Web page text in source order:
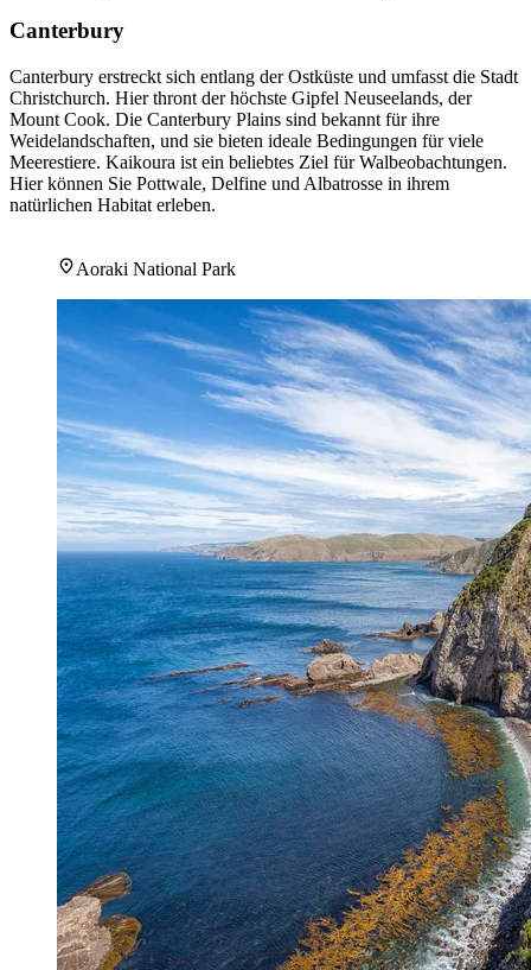
Canterbury
Canterbury erstreckt sich entlang der Ostküste und umfasst die Stadt
Christchurch. Hier thront der höchste Gipfel Neuseelands, der
Mount Cook. Die Canterbury Plains sind bekannt für ihre
Weidelandschaften, und sie bieten ideale Bedingungen für viele
Meerestiere. Kaikoura ist ein beliebtes Ziel für Walbeobachtungen.
Hier können Sie Pottwale, Delfine und Albatrosse in ihrem
natürlichen Habitat erleben.
Aoraki National Park